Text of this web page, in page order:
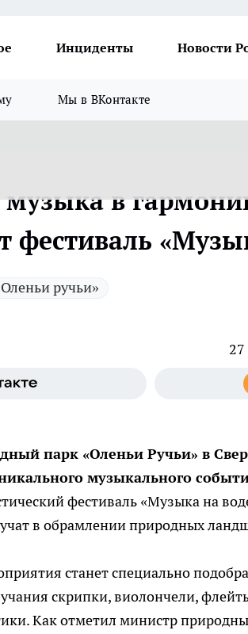
Инциденты Новости
Мы в ВКонтакте
музыка в
фестиваль
ручьи»
27
парк «Оленьи Ручьи» в
музыкального
фестиваль «Музыка на
в обрамлении природных
станет специально
скрипки, виолончели,
Как отметил министр